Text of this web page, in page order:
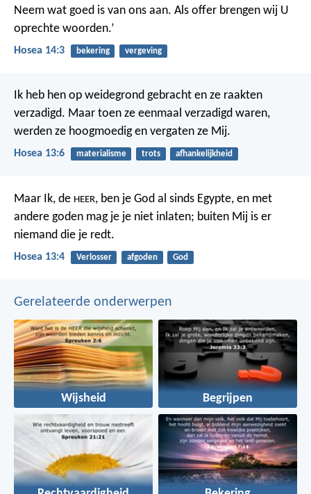
Neem wat goed is van ons aan. Als offer brengen wij U
oprechte woorden.’
Hosea 14:3 bekering vergeving
Ik heb hen op weidegrond gebracht en ze raakten
verzadigd. Maar toen ze eenmaal verzadigd waren,
werden ze hoogmoedig en vergaten ze Mij.
Hosea 13:6 materialisme trots afhankelijkheid
Maar Ik, de HEER, ben je God al sinds Egypte, en met
andere goden mag je je niet inlaten; buiten Mij is er
niemand die je redt.
Hosea 13:4 Verlosser afgoden God
Gerelateerde onderwerpen
Wijsheid Begrijpen